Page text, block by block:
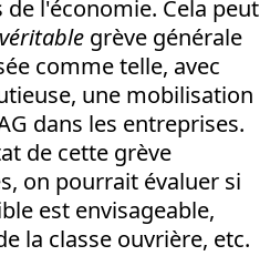
l'économie. Cela peut
véritable grève générale
comme telle, avec
une mobilisation
dans les entreprises.
de cette grève
on pourrait évaluer si
est envisageable,
la classe ouvrière, etc.